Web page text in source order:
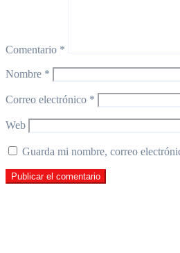
Comentario *
Nombre *
Correo electrónico *
Web
Guarda mi nombre, correo